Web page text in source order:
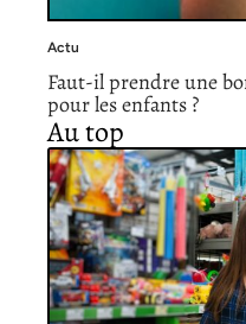
Actu
Faut-il prendre une
pour les enfants ?
Au top